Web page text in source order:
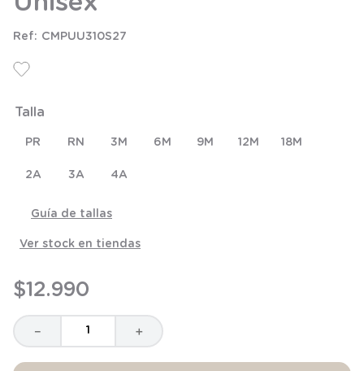
CMPUU310S27
Talla
PR RN 3M 6M 9M 12M 18M
2A 3A 4A
Guía de tallas
Ver stock en tiendas
$12.990
＋
－
.
panty
7 .
niña
8